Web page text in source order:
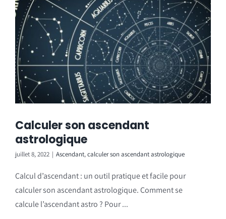
Calculer son ascendant
astrologique
juillet 8, 2022 | Ascendant,calculer son ascendant astrologique
Calcul d’ascendant : un outil pratique et facile pour
calculer son ascendant astrologique. Comment se
calcule l’ascendant astro ? Pour ...